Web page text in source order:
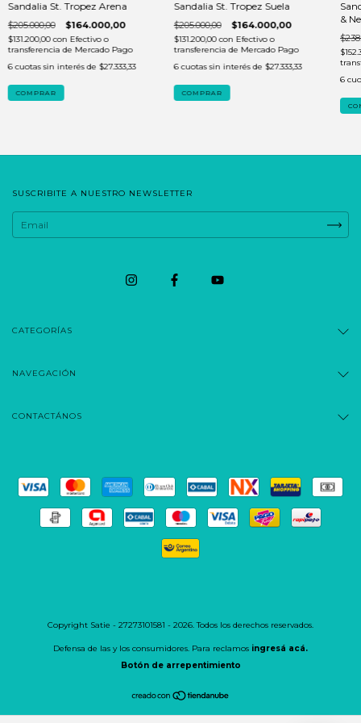
Sandalia St. Tropez Arena
$205.000,00 $164.000,00
$131.200,00con Efectivo o
transferencia de Mercado Pago
6 cuotas sin interés de $27.333,33
COMPRAR
Sandalia St. Tropez Suela
$205.000,00 $164.000,00
$131.200,00con Efectivo o
transferencia de Mercado Pago
6 cuotas sin interés de $27.333,33
COMPRAR
&
6
SUSCRIBITE A NUESTRO NEWSLETTER
CATEGORÍAS
NAVEGACIÓN
CONTACTÁNOS
Copyright Satie - 27273101581 - 2026. Todos los derechos reservados.
Defensa de las y los consumidores. Para reclamos ingresá acá.
Botón de arrepentimiento